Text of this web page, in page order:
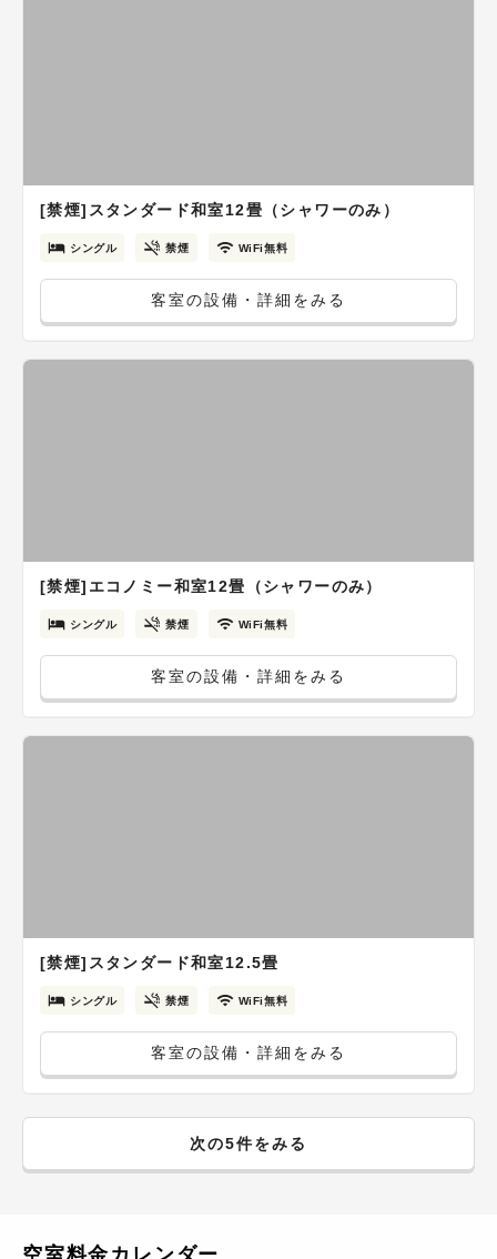
[禁煙]スタンダード和室12畳（シャワーのみ）
シングル 禁煙 WiFi無料
客室の設備・詳細をみる
[禁煙]エコノミー和室12畳（シャワーのみ）
シングル 禁煙 WiFi無料
客室の設備・詳細をみる
[禁煙]スタンダード和室12.5畳
シングル 禁煙 WiFi無料
客室の設備・詳細をみる
次の5件をみる
空室料金カレンダー